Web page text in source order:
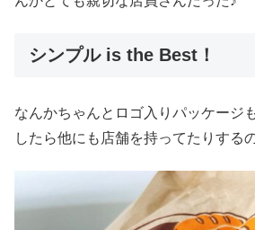
シンプル is the Best！
なんかちゃんとロゴ入りパッケージ
したら他にも店舗を持ってたりする